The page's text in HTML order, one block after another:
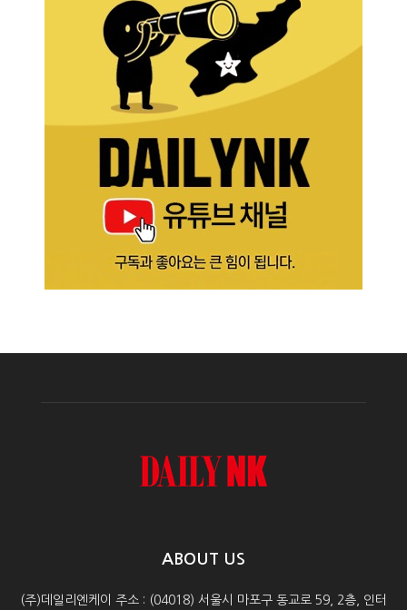
ABOUT US
(주)데일리엔케이 주소 : (04018) 서울시 마포구 동교로 59, 2층, 인터